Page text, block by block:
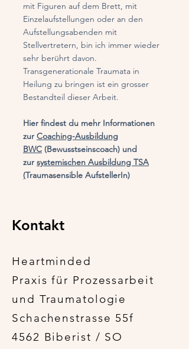
mit Figuren auf dem Brett, mit
Einzelaufstellungen oder an den
Aufstellungsabenden mit
Stellvertretern, bin ich immer wieder
sehr berührt davon.
Transgenerationale Traumata in
Heilung zu bringen ist ein grosser
Bestandteil dieser Arbeit.
Hier findest du mehr Informationen
zur Coaching-Ausbildung
BWC (Bewusstseinscoach) und
zur systemischen Ausbildung TSA
(Traumasensible AufstellerIn​)
Kontakt
Heartminded
Praxis für Prozessarbeit
und Traumatologie
Schachenstrasse 55f
4562 Biberist / SO